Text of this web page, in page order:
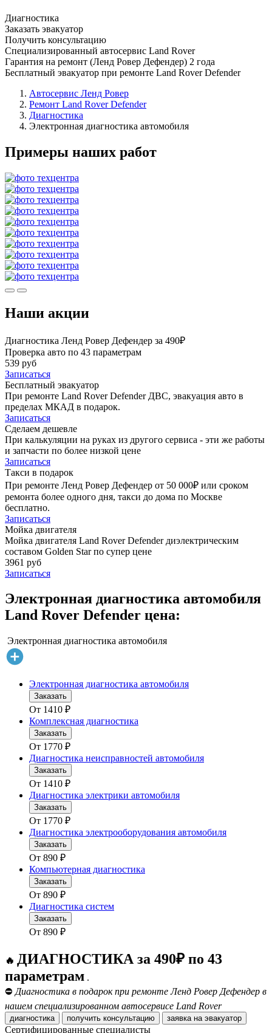
Диагностика
Заказать эвакуатор
Получить консультацию
Специализированный автосервис Land Rover
Гарантия на ремонт (Ленд Ровер Дефендер) 2 года
Бесплатный эвакуатор при ремонте Land Rover Defender
Автосервис Ленд Ровер
Ремонт Land Rover Defender
Диагностика
Электронная диагностика автомобиля
Примеры наших работ
Наши акции
Диагностика Ленд Ровер Дефендер за 490₽
Проверка авто по 43 параметрам
539 руб
Записаться
Бесплатный эвакуатор
При ремонте Land Rover Defender ДВС, эвакуация авто в
пределах МКАД в подарок.
Записаться
Сделаем дешевле
При калькуляции на руках из другого сервиса - эти же работы
и запчасти по более низкой цене
Записаться
Такси в подарок
При ремонте Ленд Ровер Дефендер от 50 000₽ или сроком
ремонта более одного дня, такси до дома по Москве
бесплатно.
Записаться
Мойка двигателя
Мойка двигателя Land Rover Defender диэлектрическим
составом Golden Star по супер цене
3961 руб
Записаться
Электронная диагностика автомобиля
Land Rover Defender цена:
Электронная диагностика автомобиля
Электронная диагностика автомобиля
Заказать
От 1410 ₽
Комплексная диагностика
Заказать
От 1770 ₽
Диагностика неисправностей автомобиля
Заказать
От 1410 ₽
Диагностика электрики автомобиля
Заказать
От 1770 ₽
Диагностика электрооборудования автомобиля
Заказать
От 890 ₽
Компьютерная диагностика
Заказать
От 890 ₽
Диагностика систем
Заказать
От 890 ₽
🔥 ДИАГНОСТИКА за 490₽ по 43
параметрам .
⛔ Диагностика в подарок при ремонте Ленд Ровер Дефендер в
нашем специализированном автосервисе Land Rover
диагностика получить консультацию заявка на эвакуатор
Сертифицированные специалисты